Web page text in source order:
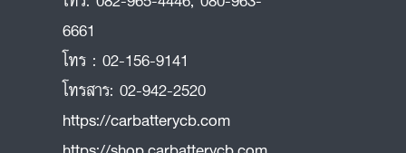
6661
โทร : 02-156-9141
โทรสาร: 02-942-2520
https://carbatterycb.com